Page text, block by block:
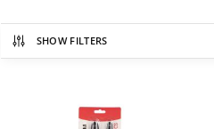
SHOW FILTERS